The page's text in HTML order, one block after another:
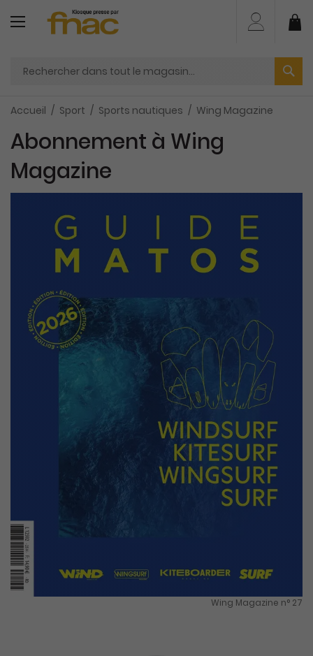
contenu
Accueil Sport Sports nautiques Wing Magazine
Wing Magazine n° 27
Abonnement à Wing
Magazine